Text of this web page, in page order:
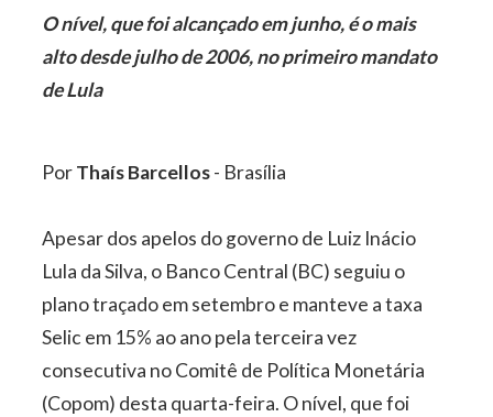
O nível, que foi alcançado em junho, é o mais
alto desde julho de 2006, no primeiro mandato
de Lula
PorThaís Barcellos- Brasília
Apesar dos apelos do governo de Luiz Inácio
Lula da Silva, o Banco Central (BC) seguiu o
plano traçado em setembro e manteve a taxa
Selic em 15% ao ano pela terceira vez
consecutiva no Comitê de Política Monetária
(Copom) desta quarta-feira. O nível, que foi